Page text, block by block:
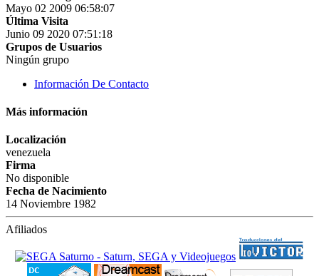
Mayo 02 2009 06:58:07
Última Visita
Junio 09 2020 07:51:18
Grupos de Usuarios
Ningún grupo
Información De Contacto
Más información
Localización
venezuela
Firma
No disponible
Fecha de Nacimiento
14 Noviembre 1982
Afiliados